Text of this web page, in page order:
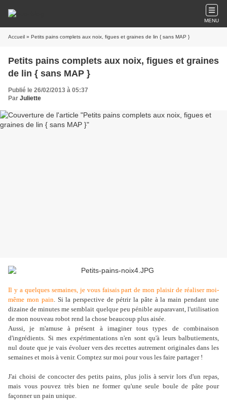
MENU
Accueil » Petits pains complets aux noix, figues et graines de lin { sans MAP }
Petits pains complets aux noix, figues et graines
de lin { sans MAP }
Publié le 26/02/2013 à 05:37
Par Juliette
Il y a quelques semaines, je vous faisais part de mon plaisir de réaliser moi-
même mon pain. Si la perspective de pétrir la pâte à la main pendant une
dizaine de minutes me semblait quelque peu pénible auparavant, l'utilisation
de mon nouveau robot rend la chose beaucoup plus aisée.
Aussi, je m'amuse à présent à imaginer tous types de combinaison
d'ingrédients. Si mes expérimentations n'en sont qu'à leurs balbutiements,
nul doute que je vais évoluer vers des recettes autrement originales dans les
semaines et mois à venir. Comptez sur moi pour vous les faire partager !
J'ai choisi de concocter des petits pains, plus jolis à servir lors d'un repas,
mais vous pouvez très bien ne former qu'une seule boule de pâte pour
façonner un pain unique.